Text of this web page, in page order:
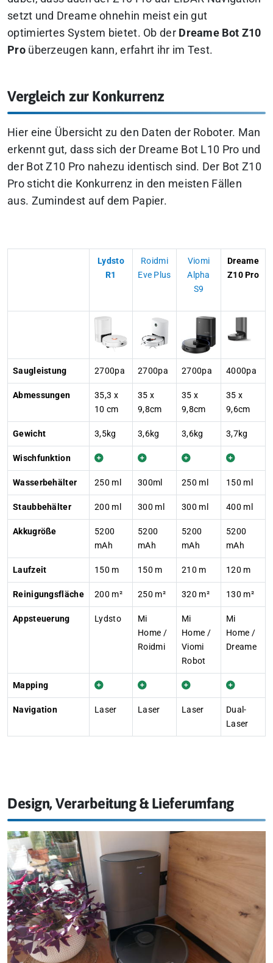
setzt und Dreame ohnehin meist ein gut
optimiertes System bietet. Ob der Dreame Bot Z10
Pro überzeugen kann, erfahrt ihr im Test.
Vergleich zur Konkurrenz
Hier eine Übersicht zu den Daten der Roboter. Man
erkennt gut, dass sich der Dreame Bot L10 Pro und
der Bot Z10 Pro nahezu identisch sind. Der Bot Z10
Pro sticht die Konkurrenz in den meisten Fällen
aus. Zumindest auf dem Papier.
Lydsto
R1
Roidmi
Eve Plus
Viomi
Alpha
S9
Dreame
Z10 Pro
Saugleistung 2700pa 2700pa 2700pa 4000pa
Abmessungen
35,3 x
10 cm
35 x
9,8cm
35 x
9,8cm
35 x
9,6cm
Gewicht 3,5kg 3,6kg 3,6kg 3,7kg
Wischfunktion
Wasserbehälter 250 ml 300ml 250 ml 150 ml
Staubbehälter 200 ml 300 ml 300 ml 400 ml
Akkugröße
5200
mAh
5200
mAh
5200
mAh
5200
mAh
Laufzeit 150 m 150 m 210 m 120 m
Reinigungsfläche 200 m² 250 m² 320 m² 130 m²
Appsteuerung Lydsto
Mi
Home /
Roidmi
Mi
Home /
Viomi
Robot
Mi
Home /
Dreame
Mapping
Navigation Laser Laser Laser
Dual-
Laser
Design, Verarbeitung & Lieferumfang